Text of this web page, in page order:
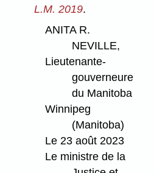
L.M. 2019.
ANITA R.
NEVILLE,
Lieutenante-
gouverneure
du Manitoba
Winnipeg
(Manitoba)
Le 23 août 2023
Le ministre de la